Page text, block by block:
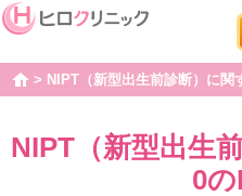
homeNIPT（新型出生前診断）に関
NIPT（新型出生
0